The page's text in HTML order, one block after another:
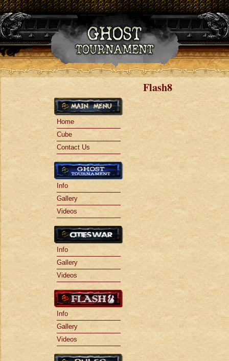
Jump to navigation
Home
Cube
Contact Us
Info
Gallery
Videos
Info
Gallery
Videos
Info
Gallery
Videos
Flash8